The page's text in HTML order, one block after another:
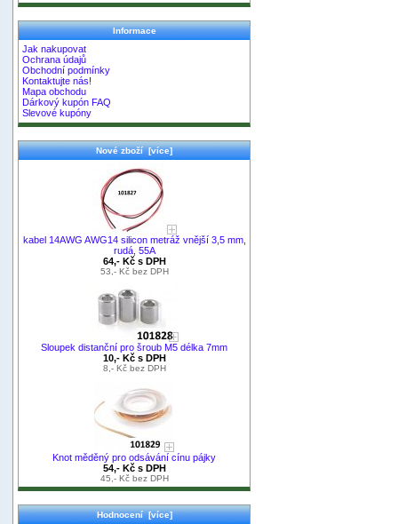
Informace
Jak nakupovat
Ochrana údajů
Obchodní podmínky
Kontaktujte nás!
Mapa obchodu
Dárkový kupón FAQ
Slevové kupóny
Nové zboží [více]
kabel 14AWG AWG14 silicon metráž vnější 3,5 mm,
rudá, 55A
64,- Kč s DPH
53,- Kč bez DPH
Sloupek distanční pro šroub M5 délka 7mm
10,- Kč s DPH
8,- Kč bez DPH
Knot měděný pro odsávání cínu pájky
54,- Kč s DPH
45,- Kč bez DPH
Hodnocení [více]